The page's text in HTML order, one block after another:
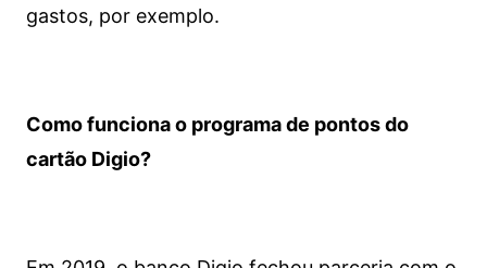
gastos, por exemplo.
Como funciona o programa de pontos do
cartão Digio?